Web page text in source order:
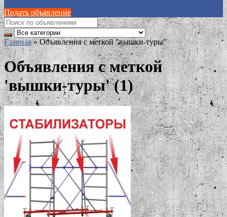
Подать объявление
Главная » Объявления с меткой "вышки-туры"
Объявления с меткой
'вышки-туры' (1)